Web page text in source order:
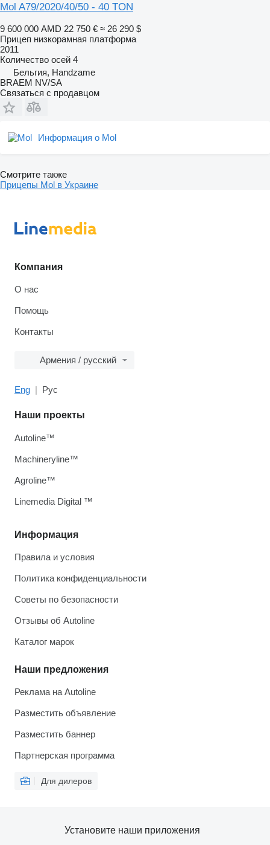
Mol A79/2020/40/50 - 40 TON
9 600 000 AMD 22 750 € ≈ 26 290 $
Прицеп низкорамная платформа
2011
Количество осей 4
Бельгия, Handzame
BRAEM NV/SA
Связаться с продавцом
Информация о Mol
Смотрите также
Прицепы Mol в Украине
Компания
О нас
Помощь
Контакты
Армения / русский
Eng Рус
Информация
Правила и условия
Политика конфиденциальности
Советы по безопасности
Отзывы об Autoline
Каталог марок
Наши предложения
Реклама на Autoline
Разместить объявление
Разместить баннер
Партнерская программа
Для дилеров
Наши проекты
Autoline™
Machineryline™
Agroline™
Linemedia Digital ™
Установите наши приложения